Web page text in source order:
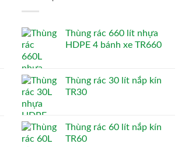
Thùng rác 660 lít nhựa
HDPE 4 bánh xe TR660
Thùng rác 30 lít nắp kín
TR30
Thùng rác 60 lít nắp kín
TR60